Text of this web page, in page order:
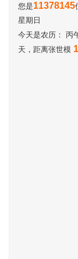
您是11378145
星期日
今天是农历： 丙
天，距离张世模